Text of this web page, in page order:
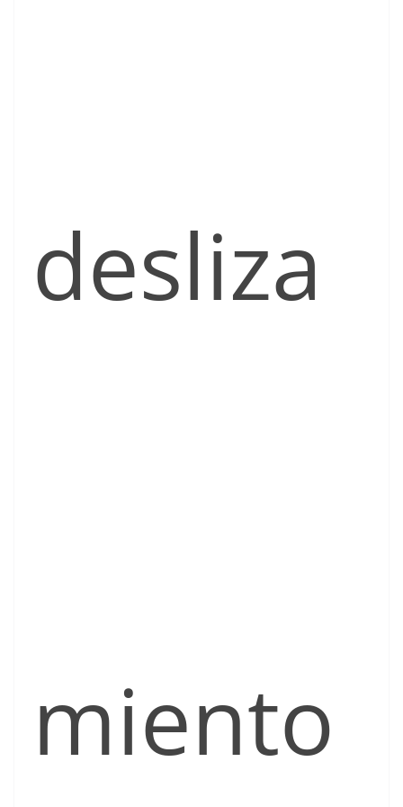
desliza
miento